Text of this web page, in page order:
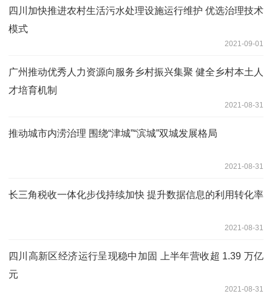
四川加快推进农村生活污水处理设施运行维护 优选治理技术
模式
2021-09-01
广州推动优秀人力资源向服务乡村振兴集聚 健全乡村本土人
才培育机制
2021-08-31
推动城市内涝治理 围绕“津城”“滨城”双城发展格局
2021-08-31
长三角税收一体化步伐持续加快 提升数据信息的利用转化率
2021-08-31
四川高新区经济运行呈现稳中加固 上半年营收超 1.39 万亿
元
2021-08-31